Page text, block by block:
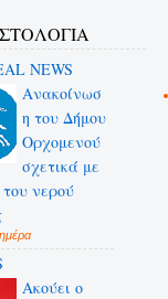
NEWS
Ανακοίνωσ
η του Δήμου
Ορχομενού
σχετικά με
νερού
Ακούει ο